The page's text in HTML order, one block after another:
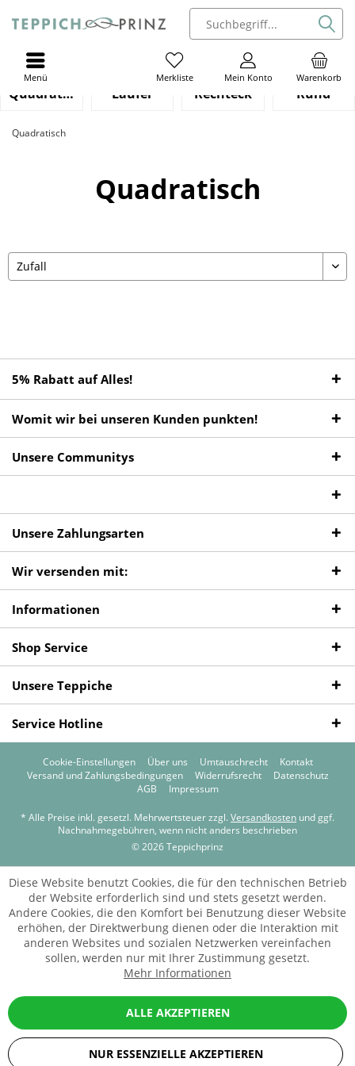
Warenkorb
Mein Konto
Merkliste
Menü
Quadratisch Läufer Rechteck Rund
Quadratisch
Quadratisch
5% Rabatt auf Alles!
Womit wir bei unseren Kunden punkten!
Unsere Communitys
Unsere Zahlungsarten
Wir versenden mit:
Informationen
Shop Service
Unsere Teppiche
Service Hotline
Cookie-Einstellungen Über uns Umtauschrecht
Kontakt
Versand und Zahlungsbedingungen
Widerrufsrecht
Datenschutz
AGB
Impressum
* Alle Preise inkl. gesetzl. Mehrwertsteuer zzgl. Versandkosten und ggf.
Nachnahmegebühren, wenn nicht anders beschrieben
© 2026 Teppichprinz
Diese Website benutzt Cookies, die für den technischen Betrieb
der Website erforderlich sind und stets gesetzt werden.
Andere Cookies, die den Komfort bei Benutzung dieser Website
erhöhen, der Direktwerbung dienen oder die Interaktion mit
anderen Websites und sozialen Netzwerken vereinfachen
sollen, werden nur mit Ihrer Zustimmung gesetzt.
Mehr Informationen
NUR ESSENZIELLE AKZEPTIEREN
ALLE AKZEPTIEREN